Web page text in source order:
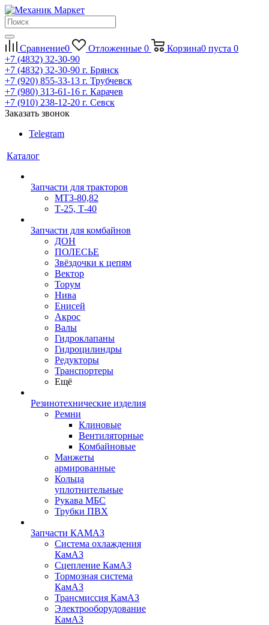
Сравнение0 Отложенные 0 Корзина0 пуста 0
+7 (4832) 32-30-90
+7 (4832) 32-30-90 г. Брянск
+7 (920) 855-33-13 г. Трубчевск
+7 (980) 313-61-16 г. Карачев
+7 (910) 238-12-20 г. Севск
Заказать звонок
Telegram
Каталог
Запчасти для тракторов
МТЗ-80,82
Т-25, Т-40
Запчасти для комбайнов
ДОН
ПОЛЕСЬЕ
Звёздочки к цепям
Вектор
Торум
Нива
Енисей
Акрос
Валы
Гидроклапаны
Гидроцилиндры
Редукторы
Транспортеры
Ещё
Резинотехнические изделия
Ремни
Клиновые
Вентиляторные
Комбайновые
Манжеты
армированные
Кольца
уплотнительные
Рукава МБС
Трубки ПВХ
Запчасти КАМАЗ
Система охлаждения
КамАЗ
Сцепление КамАЗ
Тормозная система
КамАЗ
Трансмиссия КамАЗ
Электрооборудование
КамАЗ